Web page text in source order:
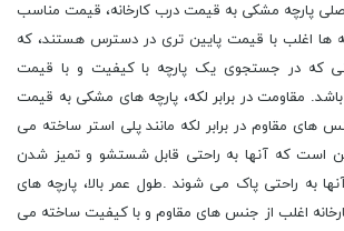
پارچه مشکی به قیمت درب کارخانه، قیمت مناسب
ها اغلب با قیمت پایین تری در دسترس هستند، که
که در جستجوی یک پارچه با کیفیت و با قیمت
مقاومت در برابر لکه، پارچه های مشکی به قیمت
های مقاوم در برابر لکه مانند پلی استر ساخته می
است که آنها به راحتی قابل شستشو و تمیز شدن
به راحتی پاک می شوند .طول عمر بالا، پارچه های
اغلب از جنس های مقاوم و با کیفیت ساخته می